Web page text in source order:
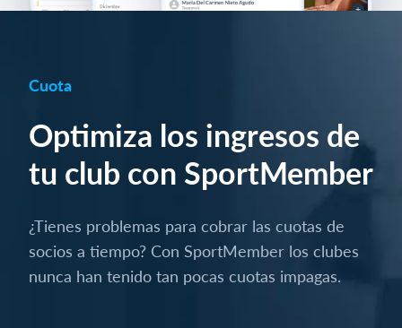
Cuota
Optimiza los ingresos de
tu club con SportMember
¿Tienes problemas para cobrar las cuotas de
socios a tiempo? Con SportMember los clubes
nunca han tenido tan pocas cuotas impagas.